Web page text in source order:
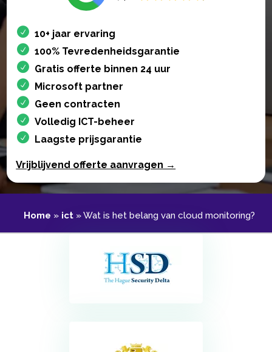
10+ jaar ervaring
100% Tevredenheidsgarantie
Gratis offerte binnen 24 uur
Microsoft partner
Geen contracten
Volledig ICT-beheer
Laagste prijsgarantie
Vrijblijvend offerte aanvragen →
Home » ict»Wat is het belang van cloud monitoring?